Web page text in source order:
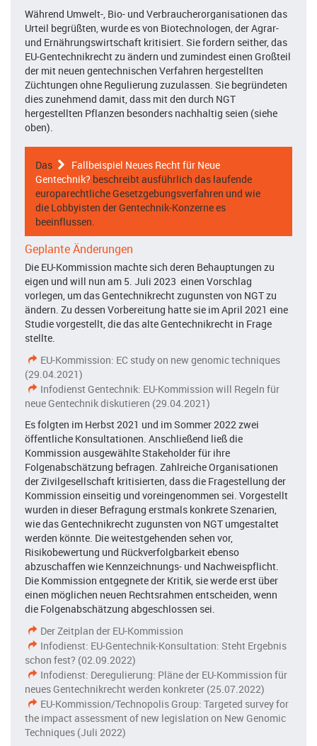
Während Umwelt-, Bio- und Verbraucherorganisationen das
Urteil begrüßten, wurde es von Biotechnologen, der Agrar-
und Ernährungswirtschaft kritisiert. Sie fordern seither, das
EU-Gentechnikrecht zu ändern und zumindest einen Großteil
der mit neuen gentechnischen Verfahren hergestellten
Züchtungen ohne Regulierung zuzulassen. Sie begründeten
dies zunehmend damit, dass mit den durch NGT
hergestellten Pflanzen besonders nachhaltig seien (siehe
oben).
Das
Fallbeispiel Neues Recht für Neue
Gentechnik? beschreibt ausführlich das laufende
europarechtliche Gesetzgebungsverfahren und wie
die Lobbyisten der Gentechnik-Konzerne es
beeinflussen.
Geplante Änderungen
Die EU-Kommission machte sich deren Behauptungen zu
eigen und will nun am 5. Juli 2023 einen Vorschlag
vorlegen, um das Gentechnikrecht zugunsten von NGT zu
ändern. Zu dessen Vorbereitung hatte sie im April 2021 eine
Studie vorgestellt, die das alte Gentechnikrecht in Frage
stellte.
EU-Kommission: EC study on new genomic techniques
(29.04.2021)
Infodienst Gentechnik: EU-Kommission will Regeln für
neue Gentechnik diskutieren (29.04.2021)
Es folgten im Herbst 2021 und im Sommer 2022 zwei
öffentliche Konsultationen. Anschließend ließ die
Kommission ausgewählte Stakeholder für ihre
Folgenabschätzung befragen. Zahlreiche Organisationen
der Zivilgesellschaft kritisierten, dass die Fragestellung der
Kommission einseitig und voreingenommen sei. Vorgestellt
wurden in dieser Befragung erstmals konkrete Szenarien,
wie das Gentechnikrecht zugunsten von NGT umgestaltet
werden könnte. Die weitestgehenden sehen vor,
Risikobewertung und Rückverfolgbarkeit ebenso
abzuschaffen wie Kennzeichnungs- und Nachweispflicht.
Die Kommission entgegnete der Kritik, sie werde erst über
einen möglichen neuen Rechtsrahmen entscheiden, wenn
die Folgenabschätzung abgeschlossen sei.
Der Zeitplan der EU-Kommission
Infodienst: EU-Gentechnik-Konsultation: Steht Ergebnis
schon fest? (02.09.2022)
Infodienst: Deregulierung: Pläne der EU-Kommission für
neues Gentechnikrecht werden konkreter (25.07.2022)
EU-Kommission/Technopolis Group: Targeted survey for
the impact assessment of new legislation on New Genomic
Techniques (Juli 2022)